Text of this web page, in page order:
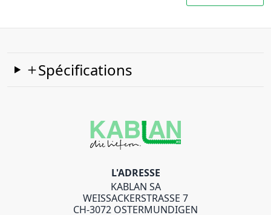
Spécifications
L'ADRESSE
KABLAN SA
WEISSACKERSTRASSE 7
CH-3072 OSTERMUNDIGEN